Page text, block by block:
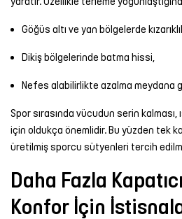
Göğüs altı ve yan bölgelerde
Dikiş bölgelerinde batma hissi,
Nefes alabilirlikte azalma meydana
Spor sırasında vücudun serin kalması,
için oldukça önemlidir. Bu yüzden tek
üretilmiş sporcu sütyenleri tercih
Daha Fazla
Konfor İçin